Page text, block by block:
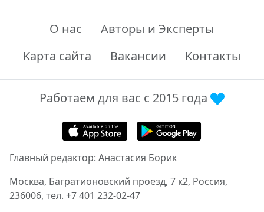
О нас
Авторы и Эксперты
Карта сайта
Вакансии Контакты
Работаем для вас с 2015 года
Главный редактор: Анастасия Борик
Москва, Багратионовский проезд, 7 к2, Россия,
236006, тел. +7 401 232-02-47